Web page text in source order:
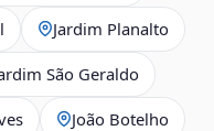
Jardim Planalto
São Geraldo
João Botelho